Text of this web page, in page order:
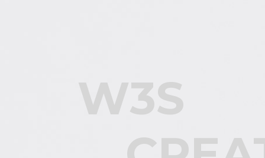
W3S